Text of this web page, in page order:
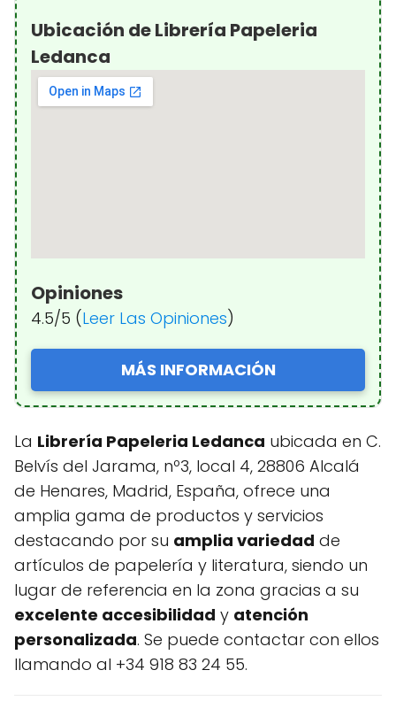
Ubicación de Librería Papeleria
Ledanca
Opiniones
4.5/5 (Leer Las Opiniones)
MÁS INFORMACIÓN
La Librería Papeleria Ledanca ubicada en C.
Belvís del Jarama, nº3, local 4, 28806 Alcalá
de Henares, Madrid, España, ofrece una
amplia gama de productos y servicios
destacando por su amplia variedad de
artículos de papelería y literatura, siendo un
lugar de referencia en la zona gracias a su
excelente accesibilidad y atención
personalizada. Se puede contactar con ellos
llamando al +34 918 83 24 55.